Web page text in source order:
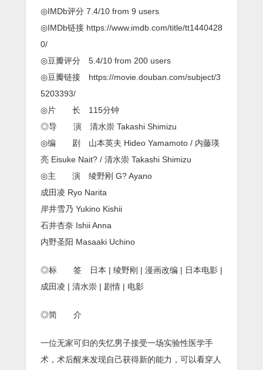
◎IMDb评分 7.4/10 from 9 users
◎IMDb链接 https://www.imdb.com/title/tt1440428
0/
◎豆瓣评分 5.4/10 from 200 users
◎豆瓣链接 https://movie.douban.com/subject/3
5203393/
◎片 长 115分钟
◎导 演 清水崇 Takashi Shimizu
◎编 剧 山本英夫 Hideo Yamamoto / 内藤瑛
亮 Eisuke Nait? / 清水崇 Takashi Shimizu
◎主 演 绫野刚 G? Ayano
成田凌 Ryo Narita
岸井雪乃 Yukino Kishii
石井杏奈 Ishii Anna
内野圣阳 Masaaki Uchino
◎标 签 日本 | 绫野刚 | 漫画改编 | 日本电影 |
成田凌 | 清水崇 | 剧情 | 电影
◎简 介
一位无家可归的失忆男子接受一场实验性医学手
术，术后醒来发现自己获得新的能力，可以看穿人